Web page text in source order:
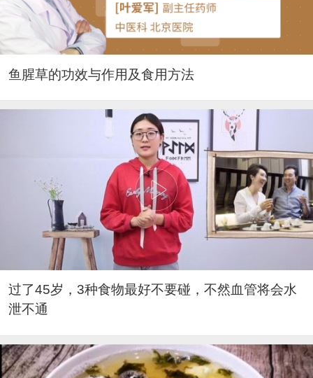
鱼腥草的功效与作用及食用方法
过了45岁，3种食物最好不要碰，不然血管将会水
泄不通